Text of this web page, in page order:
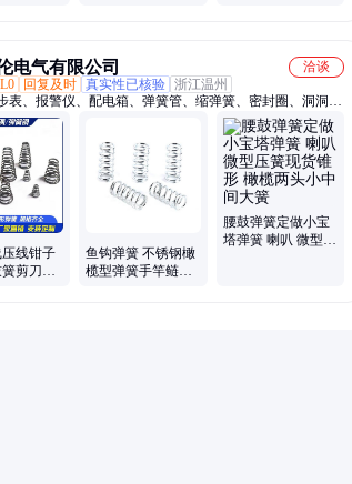
电气有限公司
洽谈
回复及时 真实性已核验 浙江温州
表、报警仪、配电箱、弹簧管、缩弹簧、密封圈、洞洞
、传感器、刀开关、保险管、转分表、配电柜、接线盒、
明灯、电能表、变送器、陶瓷座、陶瓷管、警示灯、金属
、转速表、变压器
线钳子
剪刀喇
鱼钩弹簧 不锈钢橄
榄型弹簧手竿鲢鳙
腰鼓弹簧定做小宝
塔弹簧 喇叭 微型压